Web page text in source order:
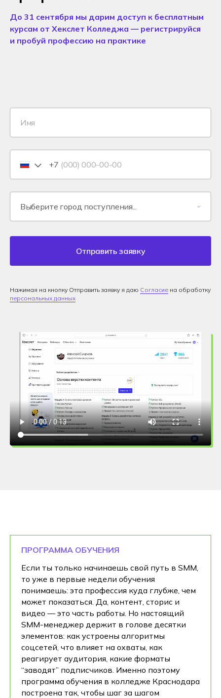
До 31 сентября мы дарим доступ к бесплатным
курсам от Хекслет Колледжа — регистрируйся
и пробуй профессию на практике
+7
Отправить заявку
Нажимая на кнопку Отправить заявку я даю Согласие на обработку
персональных данных
ПРОГРАММА ОБУЧЕНИЯ
Если ты только начинаешь свой путь в SMM,
то уже в первые недели обучения
понимаешь: эта профессия куда глубже, чем
может показаться. Да, контент, сторис и
видео — это часть работы. Но настоящий
SMM-менеджер держит в голове десятки
элементов: как устроены алгоритмы
соцсетей, что влияет на охваты, как
реагирует аудитория, какие форматы
“заводят” подписчиков. Именно поэтому
программа обучения в колледже Краснодара
построена так, чтобы шаг за шагом